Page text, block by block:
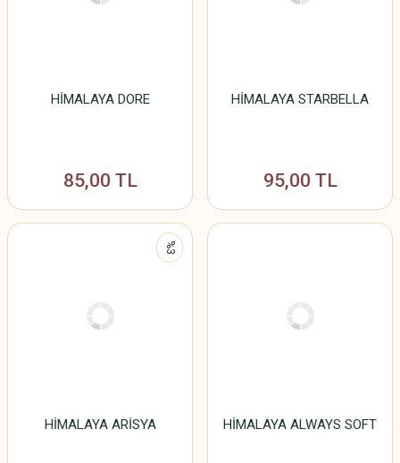
HİMALAYA DORE
85,00 TL
HİMALAYA STARBELLA
95,00 TL
%3
HİMALAYA ARİSYA HİMALAYA ALWAYS SOFT